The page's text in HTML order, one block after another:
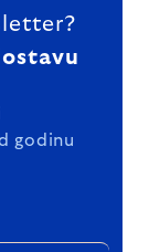
godinu